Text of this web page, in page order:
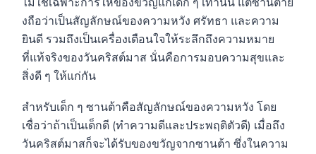
งถือว่าเป็นสัญลักษณ์ของความหวัง ศรัทธา และความ
ยินดี รวมถึงเป็นเครื่องเตือนใจให้ระลึกถึงความหมาย
ที่แท้จริงของวันคริสต์มาส นั่นคือการมอบความสุขและ
สิ่งดี ๆ ให้แก่กัน
สำหรับเด็ก ๆ ซานต้าคือสัญลักษณ์ของความหวัง โดย
เชื่อว่าถ้าเป็นเด็กดี (ทำความดีและประพฤติตัวดี) เมื่อถึง
วันคริสต์มาสก็จะได้รับของขวัญจากซานต้า ซึ่งในความ